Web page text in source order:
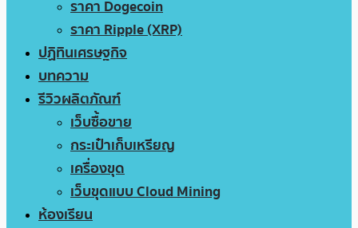
ราคา Dogecoin
ราคา Ripple (XRP)
ปฏิทินเศรษฐกิจ
บทความ
รีวิวผลิตภัณฑ์
เว็บซื้อขาย
กระเป๋าเก็บเหรียญ
เครื่องขุด
เว็บขุดแบบ Cloud Mining
ห้องเรียน